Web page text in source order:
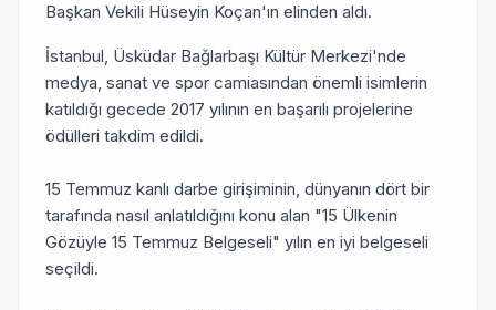
Başkan Vekili Hüseyin Koçan'ın elinden aldı.
İstanbul, Üsküdar Bağlarbaşı Kültür Merkezi'nde
medya, sanat ve spor camiasından önemli isimlerin
katıldığı gecede 2017 yılının en başarılı projelerine
ödülleri takdim edildi.
15 Temmuz kanlı darbe girişiminin, dünyanın dört bir
tarafında nasıl anlatıldığını konu alan "15 Ülkenin
Gözüyle 15 Temmuz Belgeseli" yılın en iyi belgeseli
seçildi.